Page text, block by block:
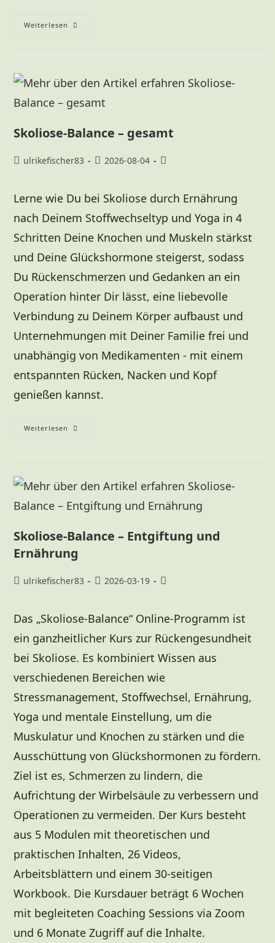
Weiterlesen
Skoliose-Balance – gesamt
ulrikefischer83 2026-08-04
Lerne wie Du bei Skoliose durch Ernährung
nach Deinem Stoffwechseltyp und Yoga in 4
Schritten Deine Knochen und Muskeln stärkst
und Deine Glückshormone steigerst, sodass
Du Rückenschmerzen und Gedanken an ein
Operation hinter Dir lässt, eine liebevolle
Verbindung zu Deinem Körper aufbaust und
Unternehmungen mit Deiner Familie frei und
unabhängig von Medikamenten - mit einem
entspannten Rücken, Nacken und Kopf
genießen kannst.
Weiterlesen
Skoliose-Balance – Entgiftung und
Ernährung
ulrikefischer83 2026-03-19
Das „Skoliose-Balance“ Online-Programm ist
ein ganzheitlicher Kurs zur Rückengesundheit
bei Skoliose. Es kombiniert Wissen aus
verschiedenen Bereichen wie
Stressmanagement, Stoffwechsel, Ernährung,
Yoga und mentale Einstellung, um die
Muskulatur und Knochen zu stärken und die
Ausschüttung von Glückshormonen zu fördern.
Ziel ist es, Schmerzen zu lindern, die
Aufrichtung der Wirbelsäule zu verbessern und
Operationen zu vermeiden. Der Kurs besteht
aus 5 Modulen mit theoretischen und
praktischen Inhalten, 26 Videos,
Arbeitsblättern und einem 30-seitigen
Workbook. Die Kursdauer beträgt 6 Wochen
mit begleiteten Coaching Sessions via Zoom
und 6 Monate Zugriff auf die Inhalte.